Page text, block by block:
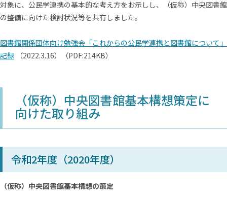
対象に、公民学連携の基本的な考え方をお示しし、（仮称）中央図書館
の整備に向けた検討状況等を共有しました。
図書館関係団体向け勉強会「これからの公民学連携と図書館について」
記録 （2022.3.16）（PDF:214KB）
（仮称）中央図書館基本構想策定に
向けた取り組み
令和2年度（2020年度）
（仮称）中央図書館基本構想の策定